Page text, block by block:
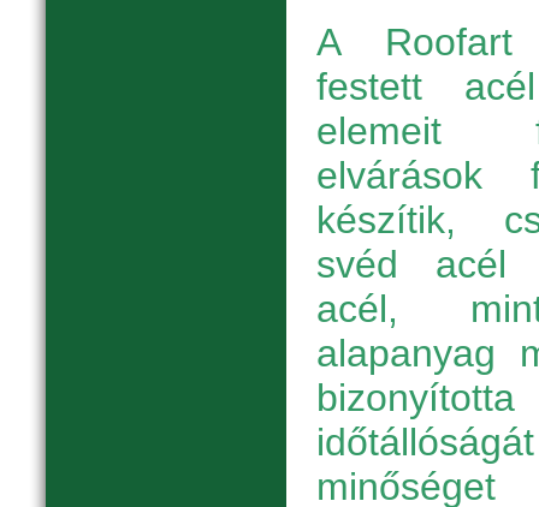
A Roofart
festett
elemeit
elvárások
készítik,
svéd acél
acél,
alapanyag